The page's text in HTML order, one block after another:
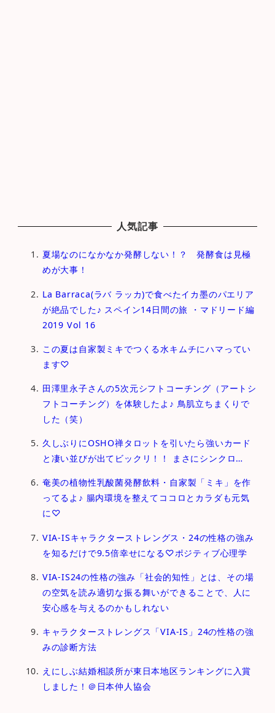
人気記事
夏場なのになかなか発酵しない！？ 発酵食は見極
めが大事！
La Barraca(ラバ ラッカ)で食べたイカ墨のパエリア
が絶品でした♪ スペイン14日間の旅 ・マドリード編
2019 Vol 16
この夏は自家製ミキでつくる水キムチにハマってい
ます♡
田澤里永子さんの5次元シフトコーチング（アートシ
フトコーチング）を体験したよ♪ 鳥肌立ちまくりで
した（笑）
久しぶりにOSHO禅タロットを引いたら強いカード
と凄い並びが出てビックリ！！ まさにシンクロ…
奄美の植物性乳酸菌発酵飲料・自家製「ミキ」を作
ってるよ♪ 腸内環境を整えてココロとカラダも元気
に♡
VIA-ISキャラクターストレングス・24の性格の強み
を知るだけで9.5倍幸せになる♡ポジティブ心理学
VIA-IS24の性格の強み「社会的知性」とは、その場
の空気を読み適切な振る舞いができることで、人に
安心感を与えるのかもしれない
キャラクターストレングス「VIA-IS」24の性格の強
みの診断方法
えにしぶ結婚相談所が東日本地区ランキングに入賞
しました！＠日本仲人協会